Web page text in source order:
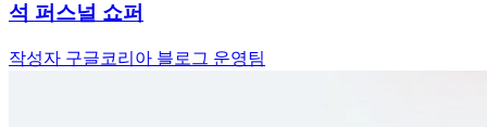
석 퍼스널 쇼퍼
작성자 구글코리아 블로그 운영팀